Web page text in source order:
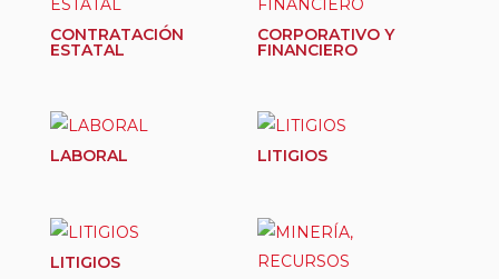
CONTRATACIÓN
ESTATAL
CORPORATIVO Y
FINANCIERO
LABORAL LITIGIOS
LITIGIOS